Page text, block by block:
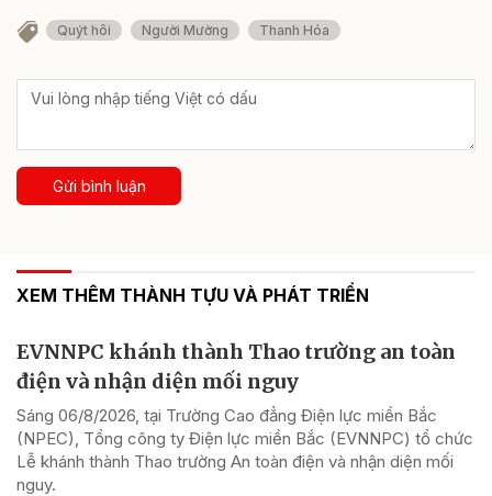
Quýt hôi Người Mường Thanh Hóa
Gửi bình luận
XEM THÊM THÀNH TỰU VÀ PHÁT TRIỂN
EVNNPC khánh thành Thao trường an toàn
điện và nhận diện mối nguy
Sáng 06/8/2026, tại Trường Cao đẳng Điện lực miền Bắc
(NPEC), Tổng công ty Điện lực miền Bắc (EVNNPC) tổ chức
Lễ khánh thành Thao trường An toàn điện và nhận diện mối
nguy.